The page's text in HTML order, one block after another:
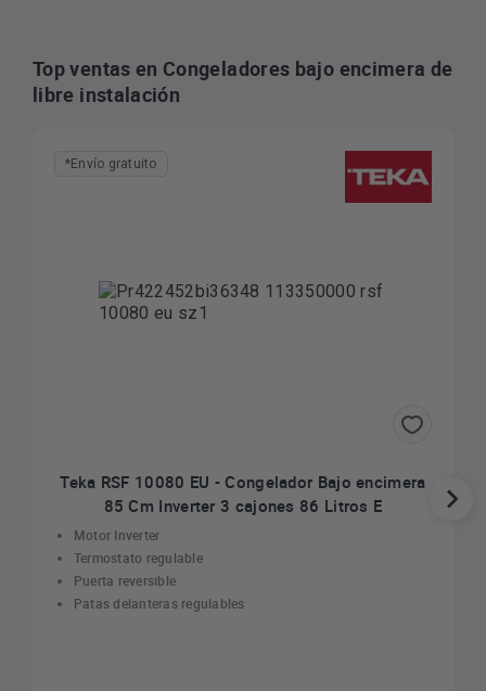
Top ventas en Congeladores bajo encimera de
libre instalación
*Envío gratuito
Teka RSF 10080 EU - Congelador Bajo encimera
85 Cm Inverter 3 cajones 86 Litros E
Motor Inverter
Termostato regulable
Puerta reversible
Patas delanteras regulables